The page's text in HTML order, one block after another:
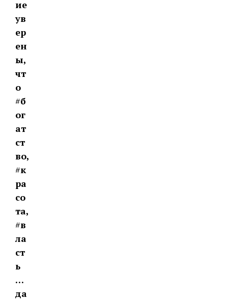
ие
ув
ер
ен
ы,
чт
о
#б
ог
ат
ст
во,
#к
ра
со
та,
#в
ла
ст
ь
…
да